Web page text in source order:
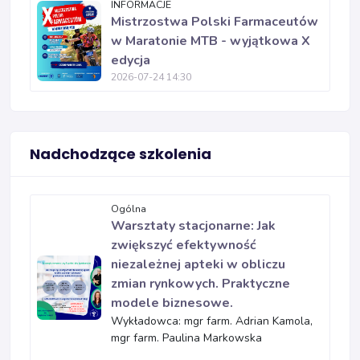
INFORMACJE
Mistrzostwa Polski Farmaceutów
w Maratonie MTB - wyjątkowa X
edycja
2026-07-24 14:30
Nadchodzące szkolenia
Ogólna
Warsztaty stacjonarne: Jak
zwiększyć efektywność
niezależnej apteki w obliczu
zmian rynkowych. Praktyczne
modele biznesowe.
Wykładowca: mgr farm. Adrian Kamola,
mgr farm. Paulina Markowska